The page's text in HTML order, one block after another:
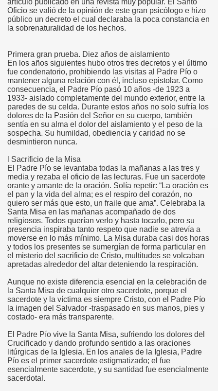
artículo publicado en una revista muy popular. El Santo
Oficio se valió de la opinión de este gran psicólogo e hizo
público un decreto el cual declaraba la poca constancia en
la sobrenaturalidad de los hechos.
Primera gran prueba. Diez años de aislamiento
En los años siguientes hubo otros tres decretos y el último
fue condenatorio, prohibiendo las visitas al Padre Pío o
mantener alguna relación con él, incluso epistolar. Como
consecuencia, el Padre Pío pasó 10 años -de 1923 a
1933- aislado completamente del mundo exterior, entre la
paredes de su celda. Durante estos años no solo sufría los
dolores de la Pasión del Señor en su cuerpo, también
sentía en su alma el dolor del aislamiento y el peso de la
sospecha. Su humildad, obediencia y caridad no se
desmintieron nunca.
l Sacrificio de la Misa
El Padre Pío se levantaba todas la mañanas a las tres y
media y rezaba el oficio de las lecturas. Fue un sacerdote
orante y amante de la oración. Solía repetir: “La oración es
el pan y la vida del alma; es el respiro del corazón, no
quiero ser más que esto, un fraile que ama”. Celebraba la
Santa Misa en las mañanas acompañado de dos
religiosos. Todos querían verlo y hasta tocarlo, pero su
presencia inspiraba tanto respeto que nadie se atrevía a
moverse en lo más mínimo. La Misa duraba casi dos horas
y todos los presentes se sumergían de forma particular en
el misterio del sacrificio de Cristo, multitudes se volcaban
apretadas alrededor del altar deteniendo la respiración.
Aunque no existe diferencia esencial en la celebración de
la Santa Misa de cualquier otro sacerdote, porque el
sacerdote y la víctima es siempre Cristo, con el Padre Pío
la imagen del Salvador -traspasado en sus manos, pies y
costado- era más transparente.
El Padre Pío vive la Santa Misa, sufriendo los dolores del
Crucificado y dando profundo sentido a las oraciones
litúrgicas de la Iglesia. En los anales de la Iglesia, Padre
Pío es el primer sacerdote estigmatizado; el fue
esencialmente sacerdote, y su santidad fue esencialmente
sacerdotal.